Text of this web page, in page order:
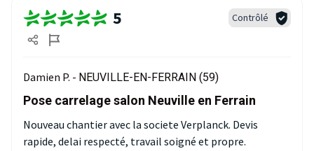
5 Contrôlé
Damien P. - NEUVILLE-EN-FERRAIN (59)
Pose carrelage salon Neuville en Ferrain
Nouveau chantier avec la societe Verplanck. Devis
rapide, delai respecté, travail soigné et propre.